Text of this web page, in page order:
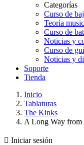
Categorías
Curso de
Teoría
Curso de
Noticias y
Curso de
Noticias y
Soporte
Tienda
Inicio
Tablaturas
The Kinks
A Long Way from
 Iniciar sesión